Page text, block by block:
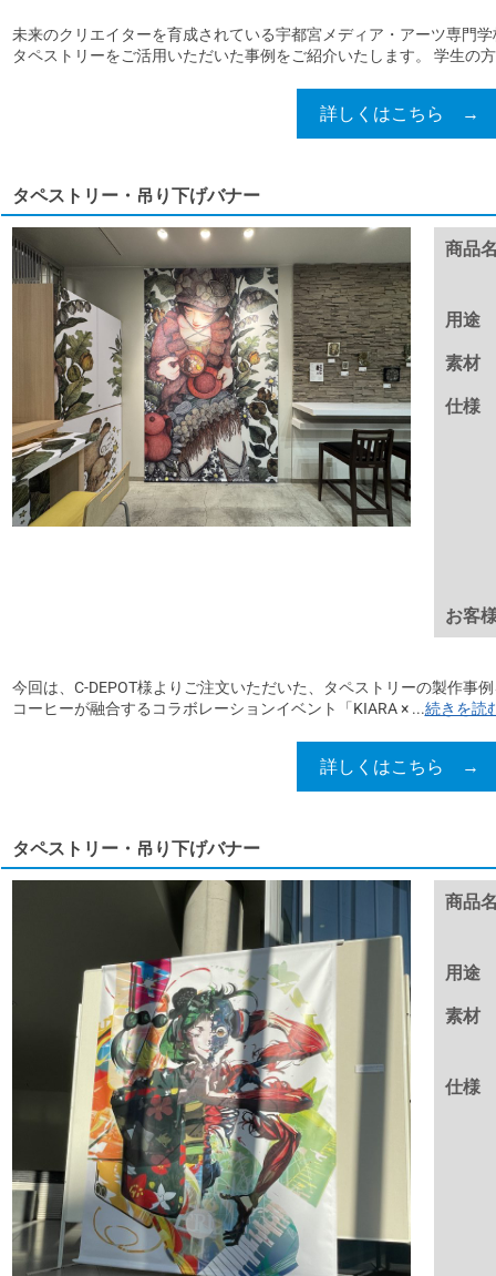
未来のクリエイターを育成されている宇都宮メディア・アーツ専門
タペストリーをご活用いただいた事例をご紹介いたします。 学生の
詳しくはこちら →
タペストリー・吊り下げバナー
商品
用途
素材
仕様
お客
今回は、C-DEPOT様よりご注文いただいた、タペストリーの製作事
コーヒーが融合するコラボレーションイベント「KIARA × ...続きを読
詳しくはこちら →
タペストリー・吊り下げバナー
商品
用途
素材
仕様